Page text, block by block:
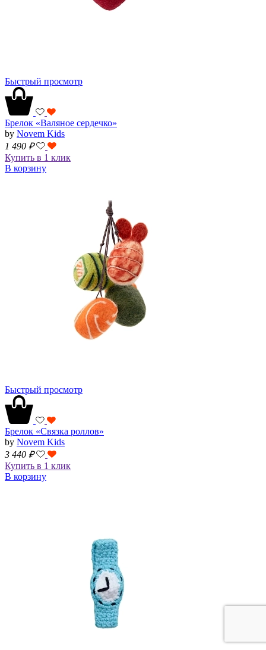
Быстрый просмотр
Брелок «Валяное сердечко»
by Novem Kids
1 490 ₽
Купить в 1 клик
В корзину
Быстрый просмотр
Брелок «Связка роллов»
by Novem Kids
3 440 ₽
Купить в 1 клик
В корзину